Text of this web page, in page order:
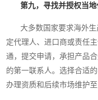
第九，寻找并授权当
大多数国家要求海外生
定代理人、进口商或责任
通，提交申请，承担产品
的第一联系人。选择合适
办理资质和后续市场维护至